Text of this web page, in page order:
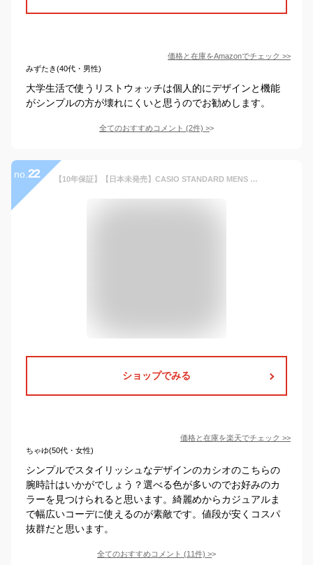
価格と在庫をAmazonでチェック >>
みずたき(40代・男性)
大学生活で使うリストウォッチは個人的にデザインと機能
がシンプルの方が壊れにくいと思うのでお勧めします。
全てのおすすめコメント (2件) >
no. 22 【10年保証】【日本未発売】CASIO STANDARD MENS カシオ スタンダード MTP-VD01B.D.G腕時計 時計 ブランド メンズ レディース キッズ 子供 男の子 女の子 チープカシオ チプカシ アナログ 日付 防水 高級感 高見え メタル 海外モデル ギフト プレゼント
ショップでみる
価格と在庫を楽天でチェック >>
ちゃゆ(50代・女性)
シンプルでスタイリッシュなデザインのカシオのこちらの
腕時計はいかがでしょう？選べる色が多いのでお好みのカ
ラーを見つけられると思います。綺麗めからカジュアルま
で幅広いコーデに使えるのが素敵です。値段が安くコスパ
抜群だと思います。
全てのおすすめコメント (11件) >